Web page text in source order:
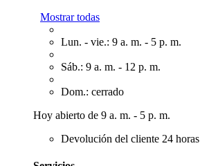
Mostrar todas
Lun. - vie.: 9 a. m. - 5 p. m.
Sáb.: 9 a. m. - 12 p. m.
Dom.: cerrado
Hoy abierto de 9 a. m. - 5 p. m.
Devolución del cliente 24 horas